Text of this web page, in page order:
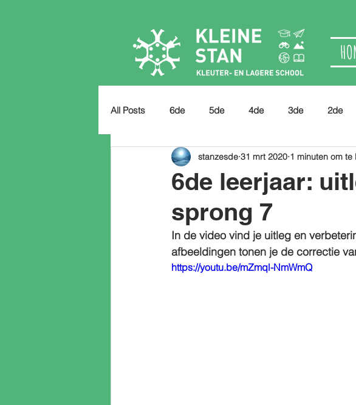
All Posts 6de 5de 4de 3de 2de
6de leerjaar:
sprong 7
stanzesde 31 mrt 2020 1 minuten om te
In de video vind je uitleg en
afbeeldingen tonen je de correctie
https://youtu.be/mZmql-NmWmQ